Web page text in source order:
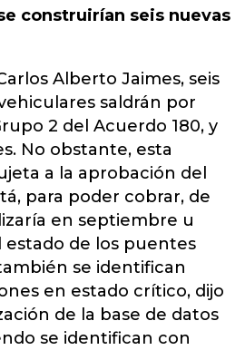
construirían seis nuevas
Alberto Jaimes, seis
saldrán por
2 del Acuerdo 180, y
No obstante, esta
a la aprobación del
para poder cobrar, de
en septiembre u
de los puentes
se identifican
en estado crítico, dijo
de la base de datos
se identifican con